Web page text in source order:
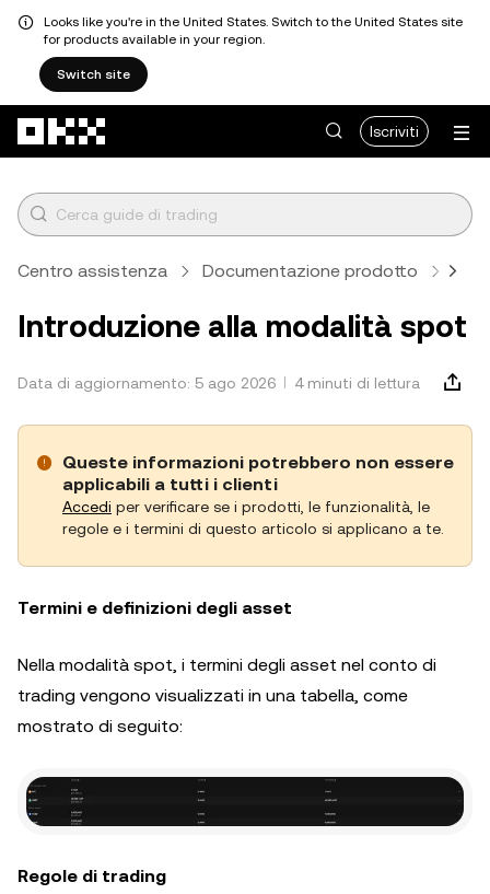
Looks like you're in the United States. Switch to the United States site
for products available in your region.
Switch site
Iscriviti
Centro assistenza Documentazione prodotto
Introduzione alla modalità spot
Data di aggiornamento: 5 ago 2026 4 minuti di lettura
Queste informazioni potrebbero non essere
applicabili a tutti i clienti
Accedi per verificare se i prodotti, le funzionalità, le
regole e i termini di questo articolo si applicano a te.
Termini e definizioni degli asset
Nella modalità spot, i termini degli asset nel conto di
trading vengono visualizzati in una tabella, come
mostrato di seguito:
Regole di trading